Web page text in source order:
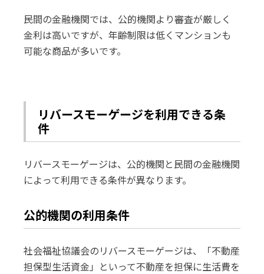
民間の金融機関では、公的機関より審査が厳しく
金利は高いですが、年齢制限は低くマンションも
可能な商品が多いです。
リバースモーゲージを利用できる条
件
リバースモーゲージは、公的機関と民間の金融機関
によって利用できる条件が異なります。
公的機関の利用条件
社会福祉協議会のリバースモーゲージは、「不動産
担保型生活資金」といって不動産を担保に生活費を